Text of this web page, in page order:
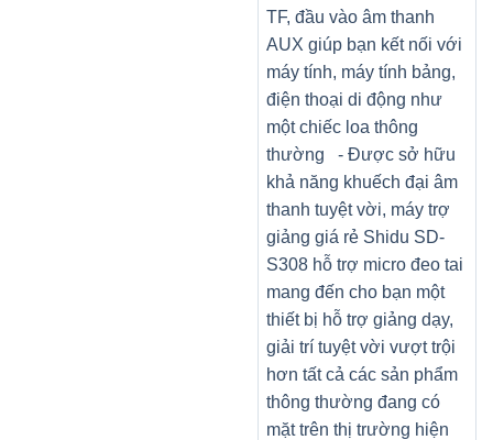
TF, đầu vào âm thanh
AUX giúp bạn kết nối với
máy tính, máy tính bảng,
điện thoại di động như
một chiếc loa thông
thường - Được sở hữu
khả năng khuếch đại âm
thanh tuyệt vời, máy trợ
giảng giá rẻ Shidu SD-
S308 hỗ trợ micro đeo tai
mang đến cho bạn một
thiết bị hỗ trợ giảng dạy,
giải trí tuyệt vời vượt trội
hơn tất cả các sản phẩm
thông thường đang có
mặt trên thị trường hiện